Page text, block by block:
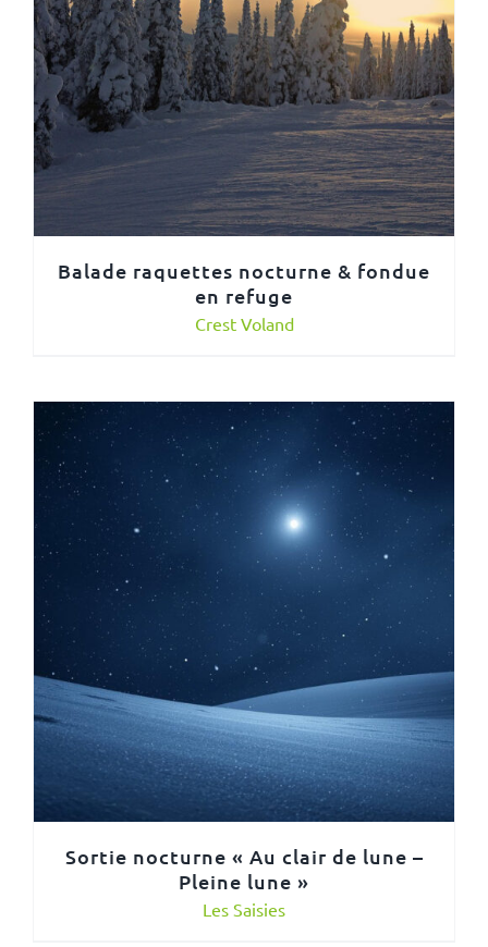
Balade raquettes nocturne & fondue
en refuge
Crest Voland
Sortie nocturne « Au clair de lune –
Pleine lune »
Les Saisies